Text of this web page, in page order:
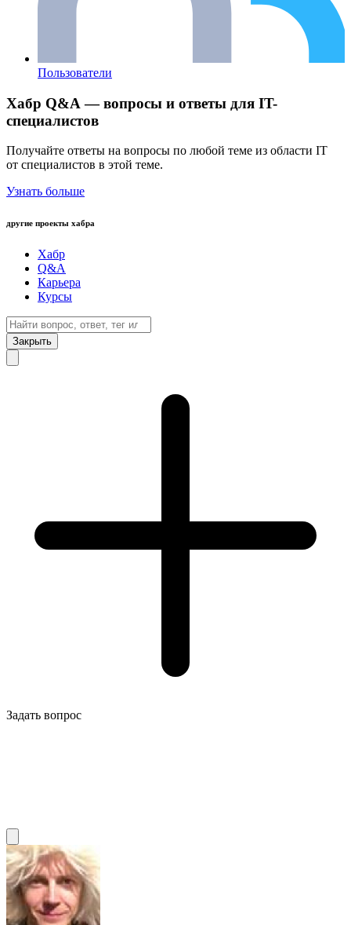
Пользователи
Хабр Q&A — вопросы и ответы для IT-
специалистов
Получайте ответы на вопросы по любой теме из области IT
от специалистов в этой теме.
Узнать больше
другие проекты хабра
Хабр
Q&A
Карьера
Курсы
Закрыть
Задать вопрос